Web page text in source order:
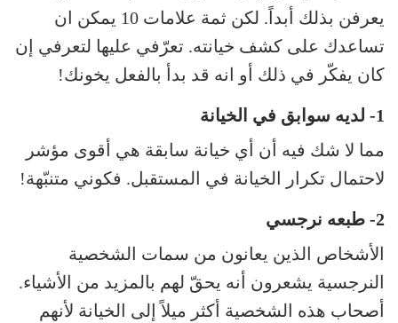
يعرفن بذلك أبداً. لكن ثمة علامات 10 يمكن ان
تساعدك على كشف خيانته. تعرّفي عليها لتعرفي إن
كان يفكّر في ذلك أو انه قد بدأ بالفعل يخونك!
1- لديه سوابق في الخيانة
مما لا شك فيه أن أي خيانة سابقة هي أقوى مؤشر
لاحتمال تكرار الخيانة في المستقبل. فكوني متنبّهة!
2- طبعه نرجسي
الأشخاص الذين يعانون من سمات الشخصية
النرجسية يشعرون أنه يحقّ لهم بالمزيد من الأشياء.
أصحاب هذه الشخصية أكثر ميلاً إلى الخيانة لأنهم